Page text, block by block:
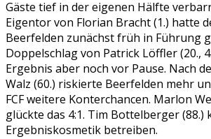
Gäste tief in der eigenen Hälfte
Eigentor von Florian Bracht (1.) hatte
Beerfelden zunächst früh in Führung
Doppelschlag von Patrick Löffler (20.,
Ergebnis aber noch vor Pause. Nach
Walz (60.) riskierte Beerfelden mehr
FCF weitere Konterchancen. Marlon
glückte das 4:1. Tim Bottelberger
Ergebniskosmetik betreiben.